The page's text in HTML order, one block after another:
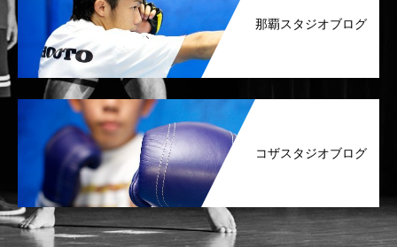
那覇スタジオブログ
コザスタジオブログ